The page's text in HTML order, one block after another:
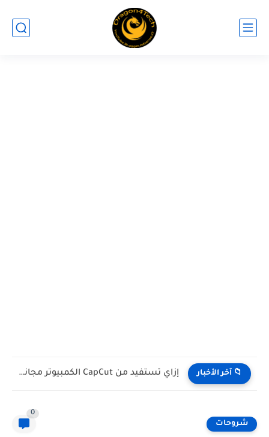
📁 آخر الأخبار عاصفة في Blogger: أنظمة Google الآلية تغلق مئات المدونات بالخطأ...
شروحات
0